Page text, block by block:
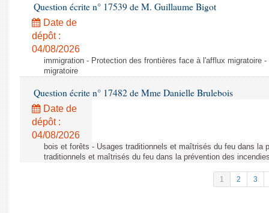
Question écrite n° 17539 de M. Guillaume Bigot
Date de
dépôt :
04/08/2026
immigration - Protection des frontières face à l'afflux migratoire
migratoire
Question écrite n° 17482 de Mme Danielle Brulebois
Date de
dépôt :
04/08/2026
bois et forêts - Usages traditionnels et maîtrisés du feu dans la
traditionnels et maîtrisés du feu dans la prévention des
1 2 3